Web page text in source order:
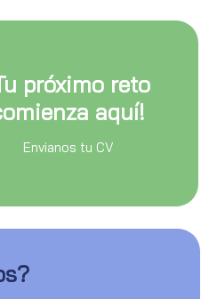
próximo reto
aquí!
Envianos tu CV